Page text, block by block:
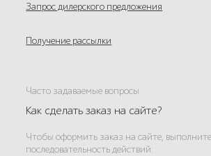
Запрос дилерского предложения
Получение рассылки
Часто задаваемые вопросы
Как сделать заказ на сайте?
Чтобы оформить заказ на сайте,
последовательность действий: